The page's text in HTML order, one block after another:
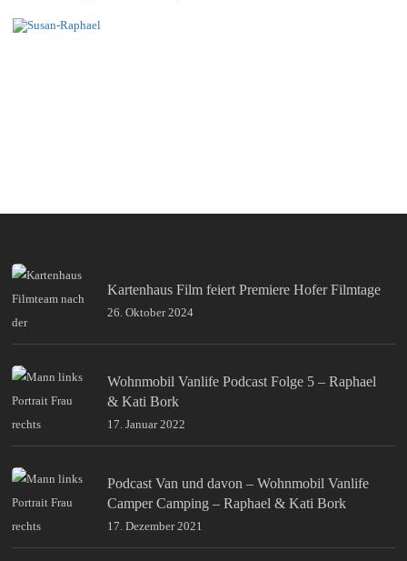
Kartenhaus Film feiert Premiere Hofer Filmtage
26. Oktober 2024
Wohnmobil Vanlife Podcast Folge 5 – Raphael
& Kati Bork
17. Januar 2022
Podcast Van und davon – Wohnmobil Vanlife
Camper Camping – Raphael & Kati Bork
17. Dezember 2021